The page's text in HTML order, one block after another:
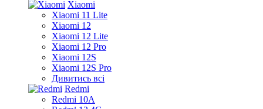
Xiaomi
Xiaomi 11 Lite
Xiaomi 12
Xiaomi 12 Lite
Xiaomi 12 Pro
Xiaomi 12S
Xiaomi 12S Pro
Дивитись всі
Redmi
Redmi 10A